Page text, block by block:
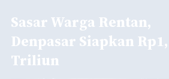
Sasar Warga Rentan,
Denpasar Siapkan
Triliun